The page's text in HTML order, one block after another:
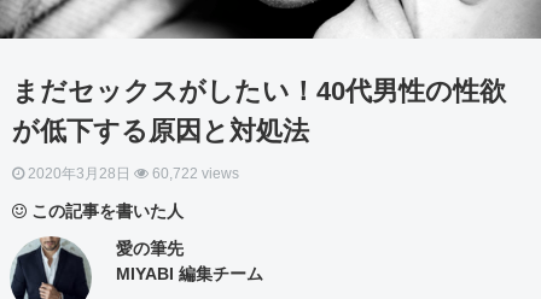
まだセックスがしたい！40代男性の性欲
が低下する原因と対処法
2020年3月28日 60,722 views
この記事を書いた人
愛の筆先
MIYABI 編集チーム